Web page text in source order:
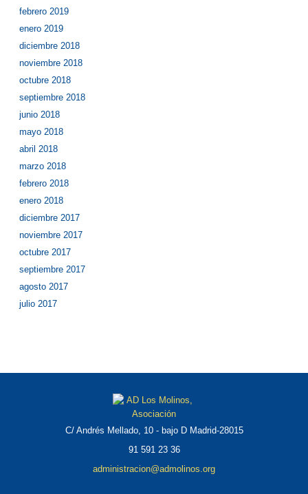
febrero 2019
enero 2019
diciembre 2018
noviembre 2018
octubre 2018
septiembre 2018
junio 2018
mayo 2018
abril 2018
marzo 2018
febrero 2018
enero 2018
diciembre 2017
noviembre 2017
octubre 2017
septiembre 2017
agosto 2017
julio 2017
C/ Andrés Mellado, 10 - bajo D Madrid-28015
91 591 23 36
administracion@admolinos.org